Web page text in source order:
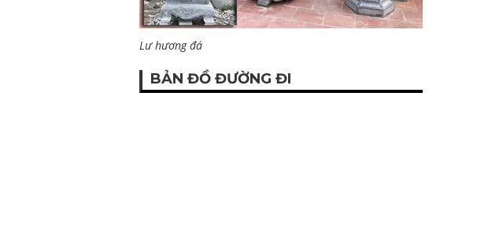
Lư hương đá
BẢN ĐỒ ĐƯỜNG ĐI